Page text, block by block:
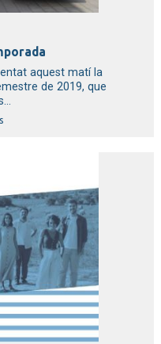
aquest matí la
de 2019, que